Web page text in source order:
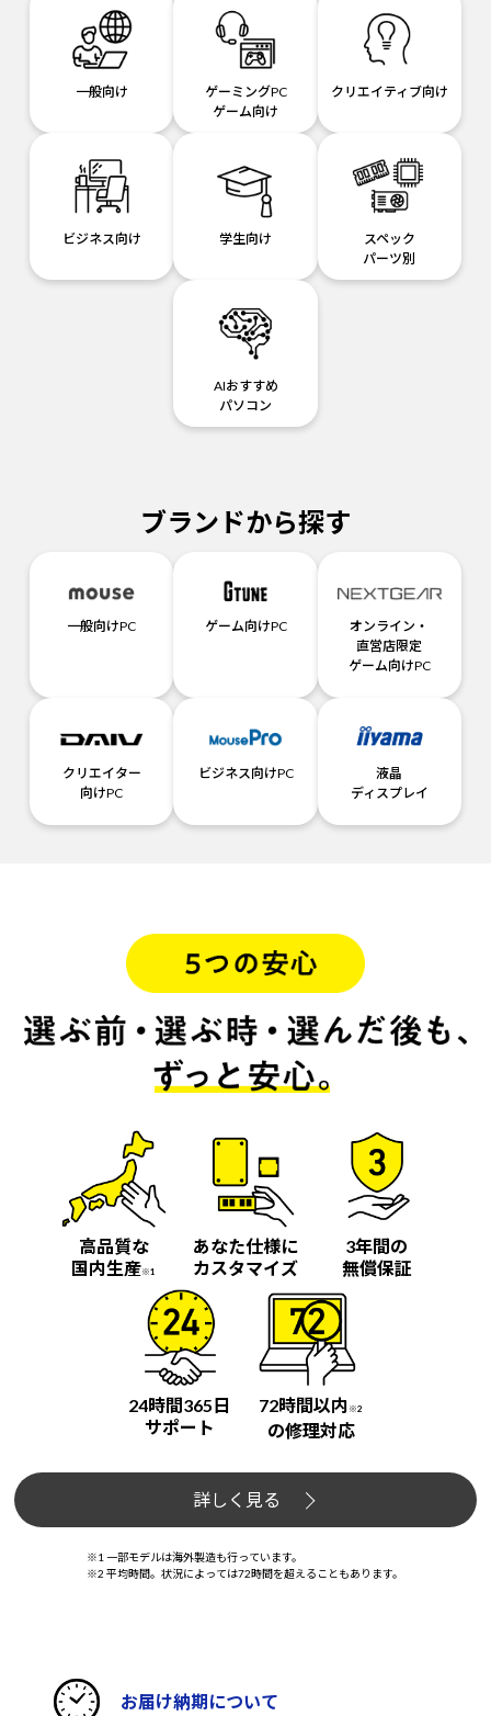
一般向け
ゲーミングPC
ゲーム向け
クリエイティブ向け
ビジネス向け 学生向け
スペック
パーツ別
AIおすすめ
パソコン
ブランドから探す
一般向けPC ゲーム向けPC
オンライン・
直営店限定
ゲーム向けPC
クリエイター
向けPC
ビジネス向けPC
液晶
ディスプレイ
高品質な
国内生産※1
あなた仕様に
カスタマイズ
3年間の
無償保証
24時間365日
サポート
72時間以内 ※2
の修理対応
詳しく見る
※1 一部モデルは海外製造も行っています。
※2 平均時間。状況によっては72時間を超えることもあります。
お届け納期について